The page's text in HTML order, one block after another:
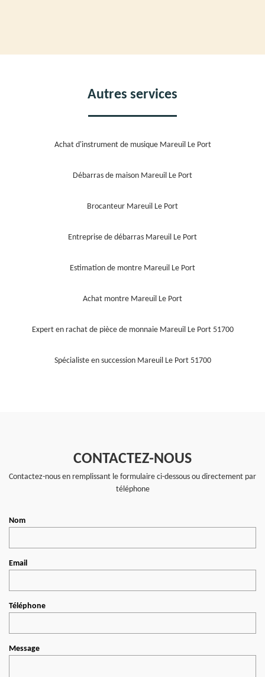
Autres services
Achat d'instrument de musique Mareuil Le Port
Débarras de maison Mareuil Le Port
Brocanteur Mareuil Le Port
Entreprise de débarras Mareuil Le Port
Estimation de montre Mareuil Le Port
Achat montre Mareuil Le Port
Expert en rachat de pièce de monnaie Mareuil Le Port 51700
Spécialiste en succession Mareuil Le Port 51700
CONTACTEZ-NOUS
Contactez-nous en remplissant le formulaire ci-dessous ou directement par
téléphone
Nom
Email
Téléphone
Message